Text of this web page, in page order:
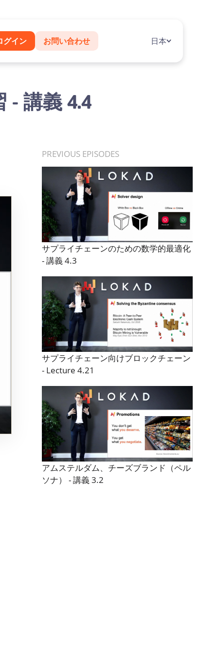
グイン お問い合わせ 日本
- 講義 4.4
PREVIOUS EPISODES
サプライチェーンのための数学的最適化
- 講義 4.3
サプライチェーン向けブロックチェーン
- Lecture 4.21
アムステルダム、チーズブランド（ペル
ソナ） - 講義 3.2